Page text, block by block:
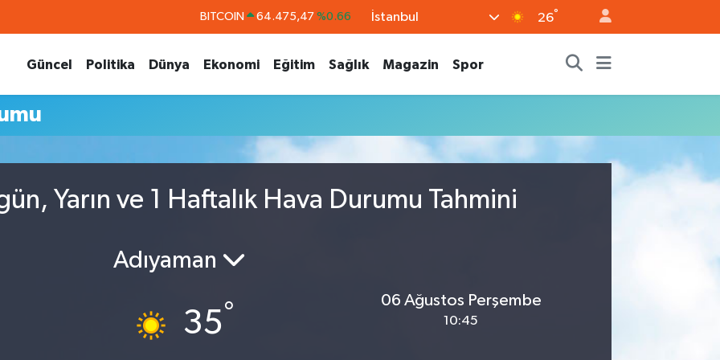
BITCOIN 64.475,47 %0.66
55,0700 %0.1
BİST100 13.703 %0
İstanbul 26°
Güncel Politika Dünya Ekonomi Eğitim Sağlık Magazin Spor
Yarın ve 1 Haftalık Hava Durumu Tahmini
Adıyaman
35°
06 Ağustos Perşembe
10:45